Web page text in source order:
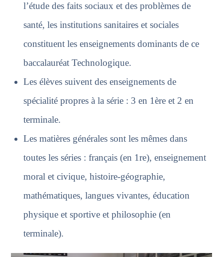
l’étude des faits sociaux et des problèmes de
santé, les institutions sanitaires et sociales
constituent les enseignements dominants de ce
baccalauréat Technologique.
Les élèves suivent des enseignements de
spécialité propres à la série : 3 en 1ère et 2 en
terminale.
Les matières générales sont les mêmes dans
toutesles séries : français (en 1re), enseignement
moral et civique, histoire-géographie,
mathématiques, langues vivantes, éducation
physique et sportive et philosophie (en
terminale).